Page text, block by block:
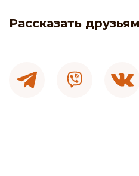
Рассказать